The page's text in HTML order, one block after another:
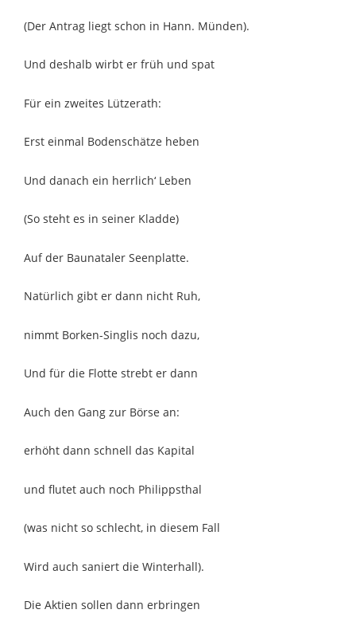
(Der Antrag liegt schon in Hann. Münden).
Und deshalb wirbt er früh und spat
Für ein zweites Lützerath:
Erst einmal Bodenschätze heben
Und danach ein herrlich‘ Leben
(So steht es in seiner Kladde)
Auf der Baunataler Seenplatte.
Natürlich gibt er dann nicht Ruh,
nimmt Borken-Singlis noch dazu,
Und für die Flotte strebt er dann
Auch den Gang zur Börse an:
erhöht dann schnell das Kapital
und flutet auch noch Philippsthal
(was nicht so schlecht, in diesem Fall
Wird auch saniert die Winterhall).
Die Aktien sollen dann erbringen